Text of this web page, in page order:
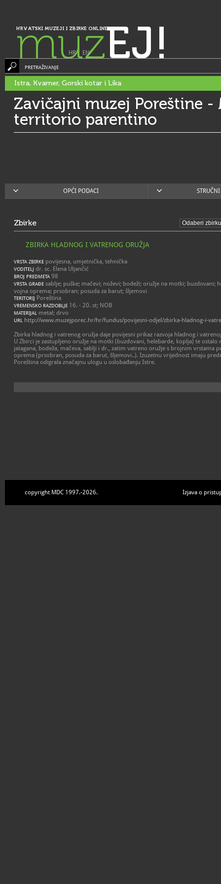
HRVATSKI MUZEJI I ZBIRKE ONLINE
muzEJ!
HR| EN
PRETRAŽIVANJE
Istra, Kvarner, Gorski kotar i Lika
Zavičajni muzej Poreštine -
territorio parentino
OPĆI PODACI
Zbirke
ZBIRKA HLADNOG I VATRENOG ORUŽJA
VRSTA ZBIRKE povijesna, umjetnička, tehnička
VODITELJ dr. sc. Elena Uljančić
BROJ PREDMETA 98
VRSTA GRAĐE sablje; puške; mačevi; noževi; bodeži; oružje na motki; buzdovani;
vojna oprema; prsobran; posuda za barut; šljemovi
TERITORIJ Poreština
VREMENSKO RAZDOBLJE 16. - 20. st; NOB
MATERIJAL metal; drvo
URL http://www.muzejporec.hr/hr/fundus/povijesni-odjel/zbirka-hladnog-i-
Zbirka hladnog i vatrenog oružja daje povijesni prikaz razvoja hladnog i
U Zbirci je zastupljeno oružje na motki (buzdovani, helebarde, koplja) te
jatagana, bodeža, mačeva, sablji i dr., zatim vatreno oružje s brojnim vrstama
oprema (prsobran, posuda za barut, šljemovi..). Izuzetnu vrijednost imaju
Poreština odigrala značajnu ulogu u oslobađanju Istre.
copyright MDC 1997.-2026. Izjava o